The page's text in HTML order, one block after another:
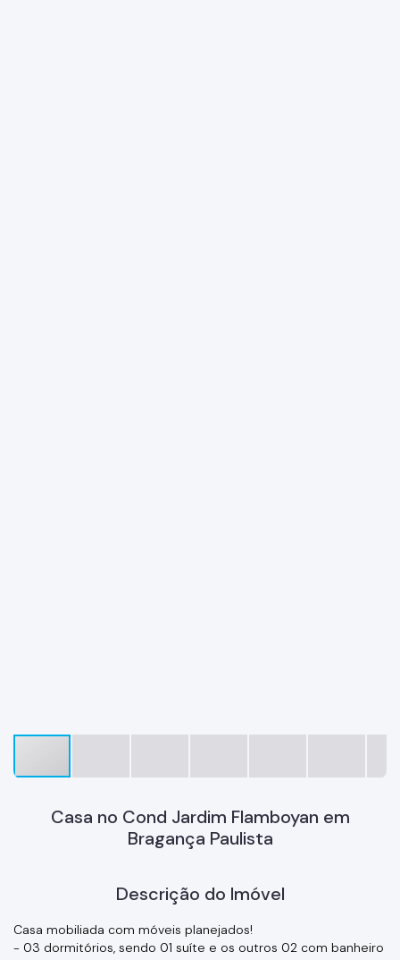
Casa no Cond Jardim Flamboyan em
Bragança Paulista
Descrição do Imóvel
Casa mobiliada com móveis planejados!
- 03 dormitórios, sendo 01 suíte e os outros 02 com banheiro